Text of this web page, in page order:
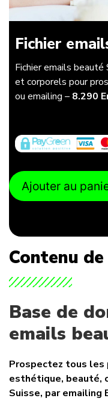
Fichier
Fichier emails
et corporels pour
ou emailing – 8.290
Ajouter au
Contenu
Base de
emails
Prospectez tous les
esthétique, beauté,
Suisse, par emailing